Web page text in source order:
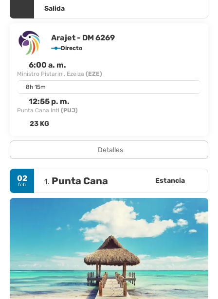
Salida
Arajet - DM 6269
Directo
6:00 a. m.
Ministro Pistarini, Ezeiza (EZE)
8h 15m
12:55 p. m.
Punta Cana Intl (PUJ)
23 KG
Detalles
02
feb 1. Punta Cana Estancia